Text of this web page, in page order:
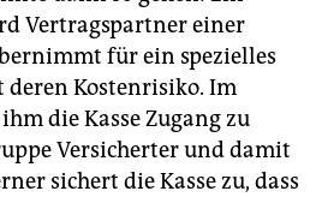
Vertragspartner einer
für ein spezielles
deren Kostenrisiko. Im
die Kasse Zugang zu
Versicherter und damit
sichert die Kasse zu, dass